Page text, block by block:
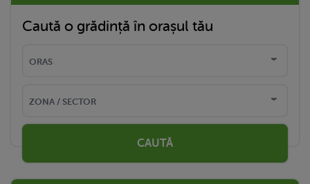
Caută o grădință în orașul tău
CAUTĂ